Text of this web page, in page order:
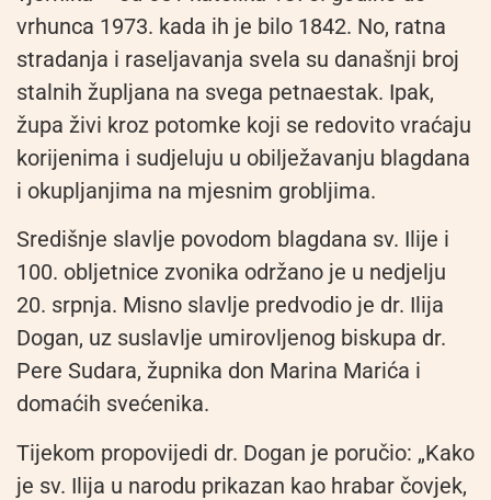
vrhunca 1973. kada ih je bilo 1842. No, ratna
stradanja i raseljavanja svela su današnji broj
stalnih župljana na svega petnaestak. Ipak,
župa živi kroz potomke koji se redovito vraćaju
korijenima i sudjeluju u obilježavanju blagdana
i okupljanjima na mjesnim grobljima.
Središnje slavlje povodom blagdana sv. Ilije i
100. obljetnice zvonika održano je u nedjelju
20. srpnja. Misno slavlje predvodio je dr. Ilija
Dogan, uz suslavlje umirovljenog biskupa dr.
Pere Sudara, župnika don Marina Marića i
domaćih svećenika.
Tijekom propovijedi dr. Dogan je poručio: „Kako
je sv. Ilija u narodu prikazan kao hrabar čovjek,